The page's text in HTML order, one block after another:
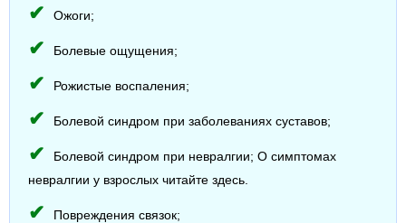
Ожоги;
Болевые ощущения;
Рожистые воспаления;
Болевой синдром при заболеваниях суставов;
Болевой синдром при невралгии; О симптомах
невралгии у взрослых читайте здесь.
Повреждения связок;